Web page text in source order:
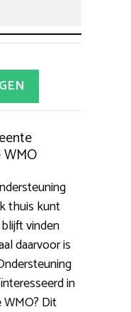
thuis kunt
vinden
daarvoor is
in
WMO? Dit